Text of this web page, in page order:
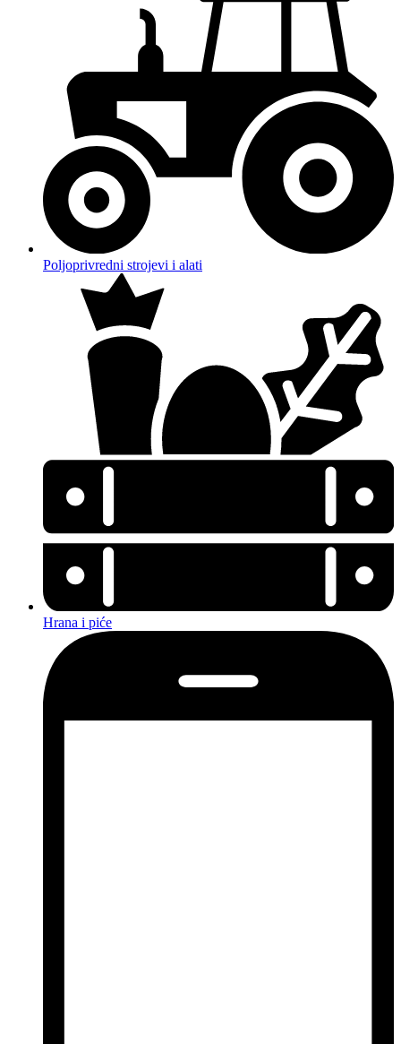
Poljoprivredni strojevi i alati
Hrana i piće